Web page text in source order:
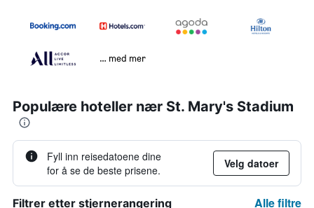
… med mer
Populære hoteller nær St. Mary's Stadium
Fyll inn reisedatoene dine
for å se de beste prisene.
Velg datoer
Filtrer etter stjernerangering Alle filtre